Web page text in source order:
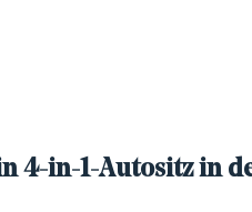
4-in-1-Autositz in